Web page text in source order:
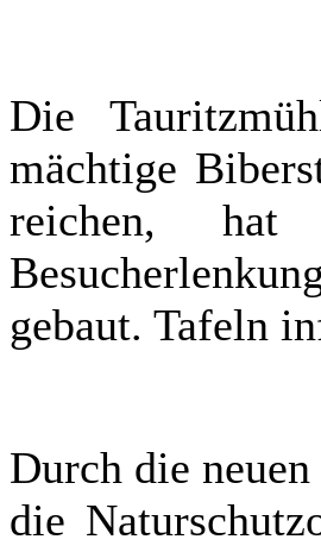
Die
mächtige
reichen, hat
gebaut. Tafeln
Durch die
die